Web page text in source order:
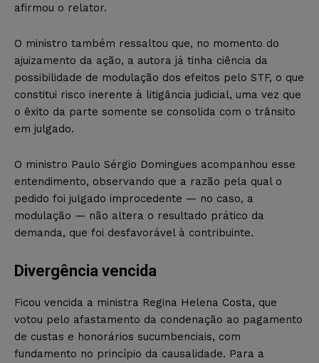
afirmou o relator.
O ministro também ressaltou que, no momento do
ajuizamento da ação, a autora já tinha ciência da
possibilidade de modulação dos efeitos pelo STF, o que
constitui risco inerente à litigância judicial, uma vez que
o êxito da parte somente se consolida com o trânsito
em julgado.
O ministro Paulo Sérgio Domingues acompanhou esse
entendimento, observando que a razão pela qual o
pedido foi julgado improcedente — no caso, a
modulação — não altera o resultado prático da
demanda, que foi desfavorável à contribuinte.
Divergência vencida
Ficou vencida a ministra Regina Helena Costa, que
votou pelo afastamento da condenação ao pagamento
de custas e honorários sucumbenciais, com
fundamento no princípio da causalidade. Para a